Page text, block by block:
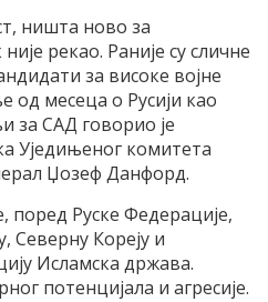
ништа ново за
рекао. Раније су сличне
за високе војне
од месеца о Русији као
за САД говорио је
Уједињеног комитета
Џозеф Данфорд.
поред Руске Федерације,
Северну Кореју и
Исламска држава.
потенцијала и агресије.